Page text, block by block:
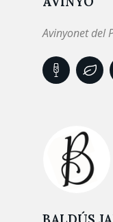
Avinyonet del